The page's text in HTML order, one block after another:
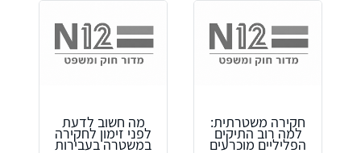
חקירה משטרתית:
למה רוב התיקים
הפליליים מוכרעים
מה חשוב לדעת
לפני זימון לחקירה
במשטרה בעבירות